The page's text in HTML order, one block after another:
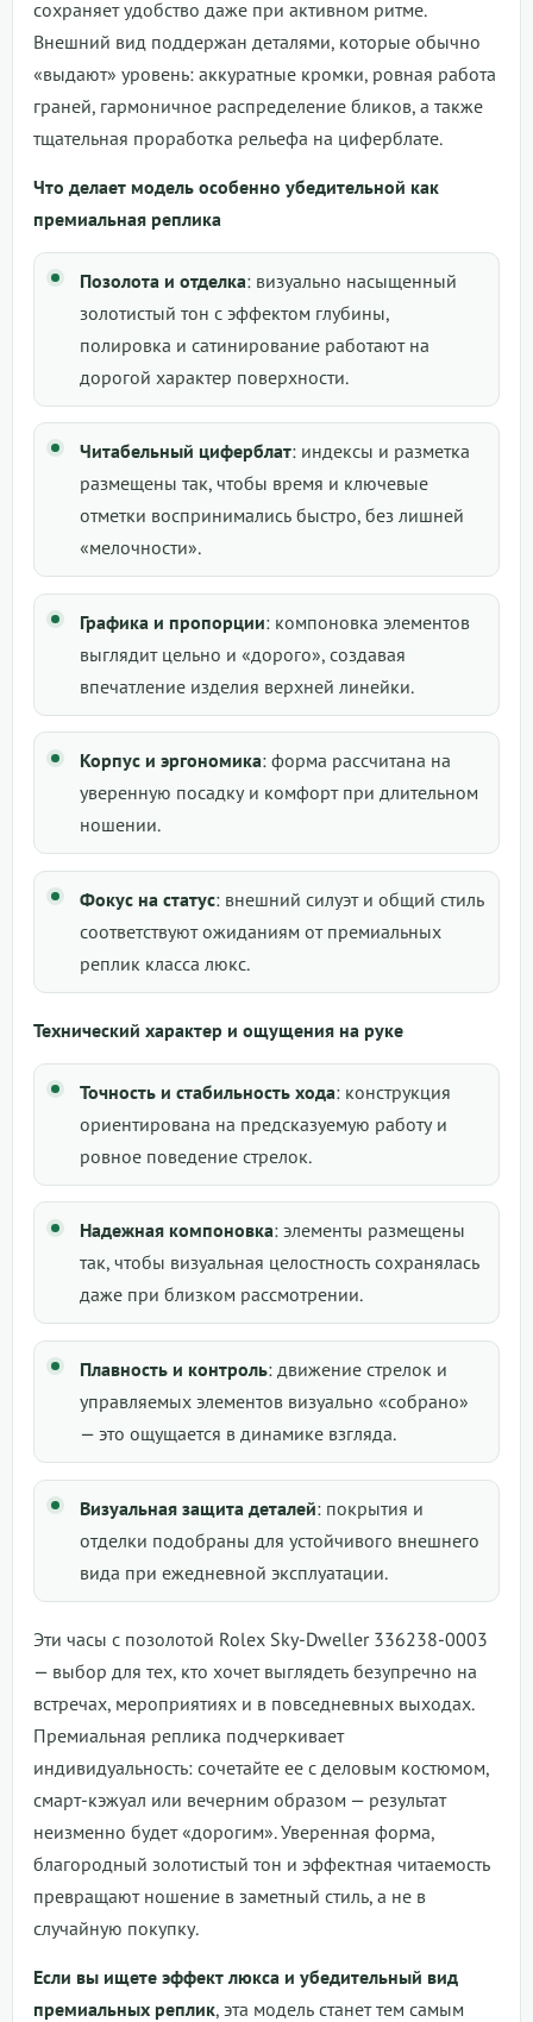
сохраняет удобство даже при активном ритме.
Внешний вид поддержан деталями, которые обычно
«выдают» уровень: аккуратные кромки, ровная работа
граней, гармоничное распределение бликов, а также
тщательная проработка рельефа на циферблате.
Что делает модель особенно убедительной как
премиальная реплика
Позолота и отделка: визуально насыщенный
золотистый тон с эффектом глубины,
полировка и сатинирование работают на
дорогой характер поверхности.
Читабельный циферблат: индексы и разметка
размещены так, чтобы время и ключевые
отметки воспринимались быстро, без лишней
«мелочности».
Графика и пропорции: компоновка элементов
выглядит цельно и «дорого», создавая
впечатление изделия верхней линейки.
Корпус и эргономика: форма рассчитана на
уверенную посадку и комфорт при длительном
ношении.
Фокус на статус: внешний силуэт и общий стиль
соответствуют ожиданиям от премиальных
реплик класса люкс.
Технический характер и ощущения на руке
Точность и стабильность хода: конструкция
ориентирована на предсказуемую работу и
ровное поведение стрелок.
Надежная компоновка: элементы размещены
так, чтобы визуальная целостность сохранялась
даже при близком рассмотрении.
Плавность и контроль: движение стрелок и
управляемых элементов визуально «собрано»
— это ощущается в динамике взгляда.
Визуальная защита деталей: покрытия и
отделки подобраны для устойчивого внешнего
вида при ежедневной эксплуатации.
Эти часы с позолотой Rolex Sky-Dweller 336238-0003
— выбор для тех, кто хочет выглядеть безупречно на
встречах, мероприятиях и в повседневных выходах.
Премиальная реплика подчеркивает
индивидуальность: сочетайте ее с деловым костюмом,
смарт-кэжуал или вечерним образом — результат
неизменно будет «дорогим». Уверенная форма,
благородный золотистый тон и эффектная читаемость
превращают ношение в заметный стиль, а не в
случайную покупку.
Если вы ищете эффект люкса и убедительный вид
премиальных реплик, эта модель станет тем самым